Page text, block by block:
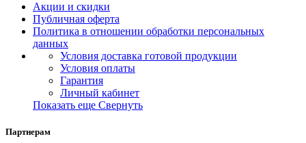
Акции и скидки
Публичная оферта
Политика в отношении обработки персональных
данных
Условия доставка готовой продукции
Условия оплаты
Гарантия
Личный кабинет
Показать еще Свернуть
Партнерам